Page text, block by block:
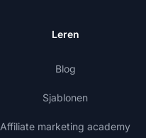
Leren
Blog
Sjablonen
Affiliate marketing academy